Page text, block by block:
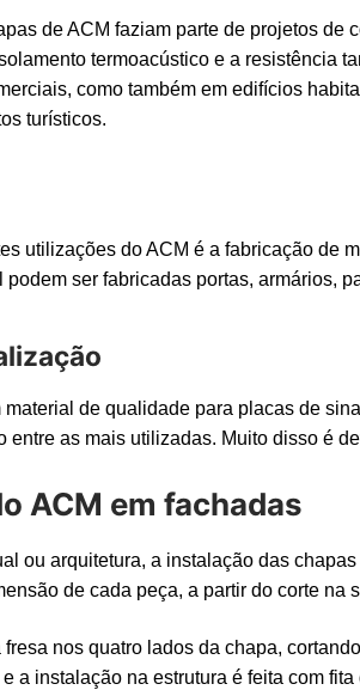
de ACM faziam parte de projetos
termoacústico e a resistência
como também em edifícios
turísticos.
utilizações do ACM é a fabricação de
podem ser fabricadas portas, armários,
material de qualidade para placas de
entre as mais utilizadas. Muito disso é
ACM em fachadas
ou arquitetura, a instalação das
de cada peça, a partir do corte na
fresa nos quatro lados da chapa,
a instalação na estrutura é feita com